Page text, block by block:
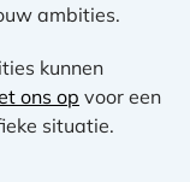
ambities.
kunnen
ons op voor een
situatie.